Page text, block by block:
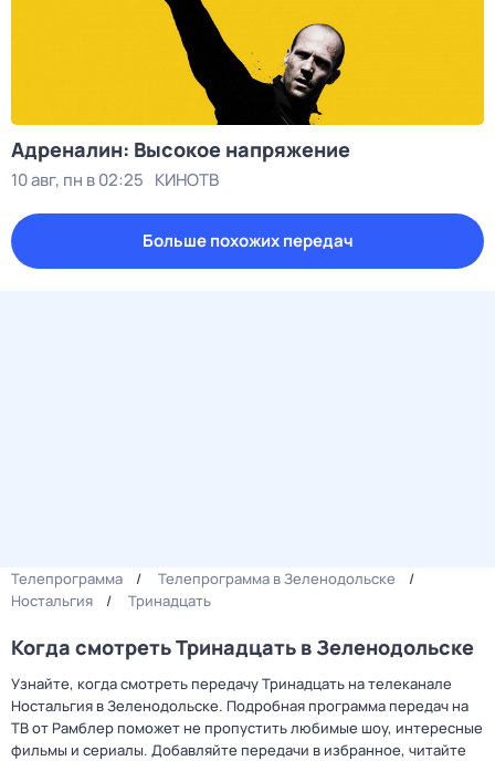
Адреналин: Высокое напряжение
10 авг, пн в 02:25 КИНОТВ
Больше похожих передач
Телепрограмма
Телепрограмма в Зеленодольске
Ностальгия
Тринадцать
Когда смотреть Тринадцать в Зеленодольске
Узнайте, когда смотреть передачу Тринадцать на телеканале
Ностальгия в Зеленодольске. Подробная программа передач на
ТВ от Рамблер поможет не пропустить любимые шоу, интересные
фильмы и сериалы. Добавляйте передачи в избранное, читайте